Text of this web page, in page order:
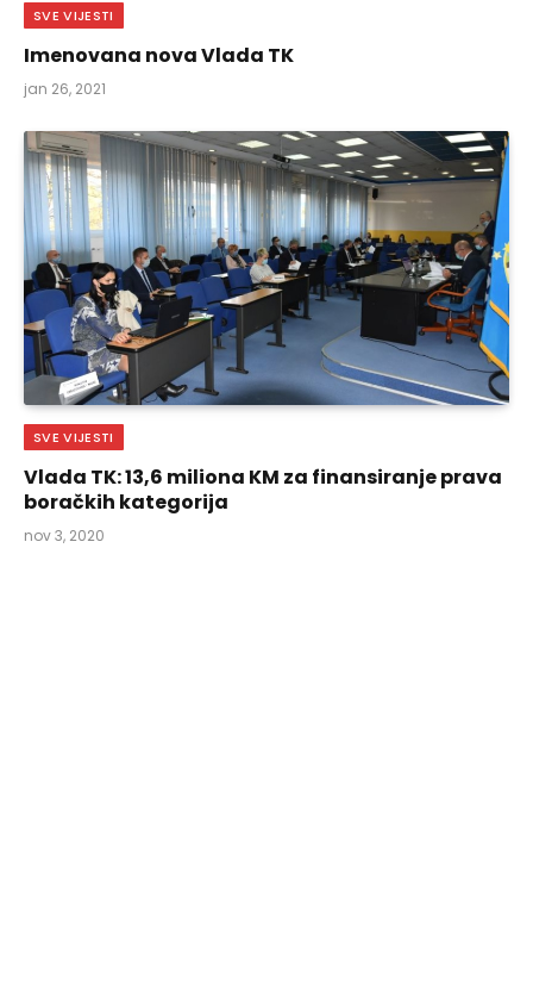
SVE VIJESTI
Imenovana nova Vlada TK
jan 26, 2021
SVE VIJESTI
Vlada TK: 13,6 miliona KM za finansiranje prava
boračkih kategorija
nov 3, 2020